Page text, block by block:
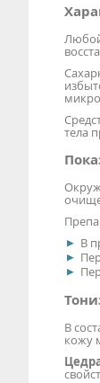
тела
В
В
кожу